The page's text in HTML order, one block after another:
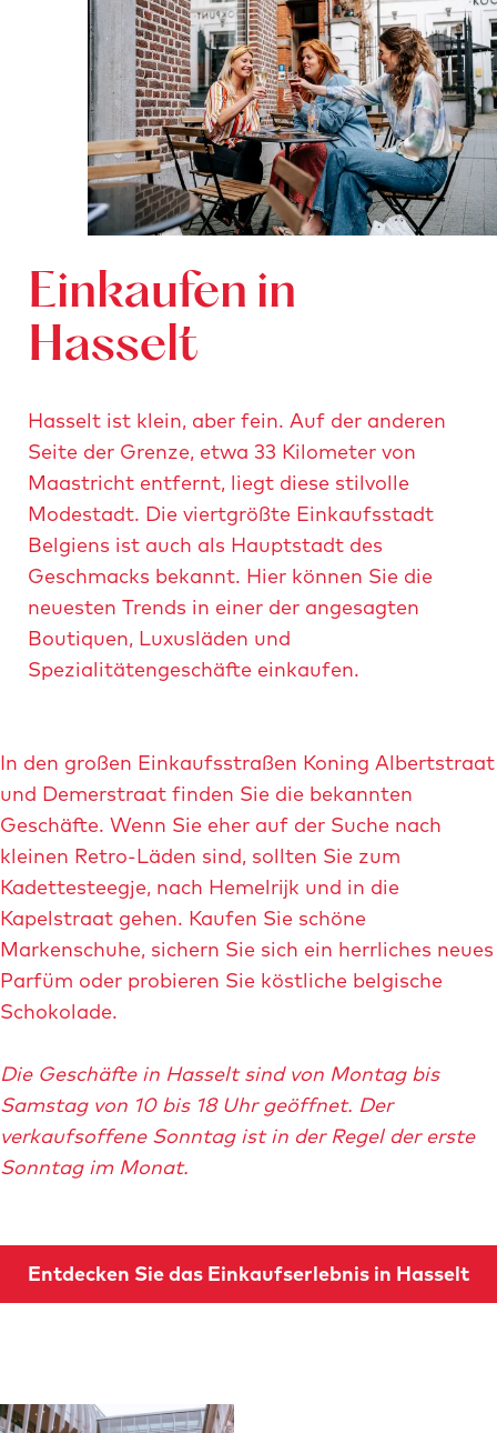
Einkaufen in
Hasselt
Hasselt ist klein, aber fein. Auf der anderen
Seite der Grenze, etwa 33 Kilometer von
Maastricht entfernt, liegt diese stilvolle
Modestadt. Die viertgrößte Einkaufsstadt
Belgiens ist auch als Hauptstadt des
Geschmacks bekannt. Hier können Sie die
neuesten Trends in einer der angesagten
Boutiquen, Luxusläden und
Spezialitätengeschäfte einkaufen.
In den großen Einkaufsstraßen Koning Albertstraat
und Demerstraat finden Sie die bekannten
Geschäfte. Wenn Sie eher auf der Suche nach
kleinen Retro-Läden sind, sollten Sie zum
Kadettesteegje, nach Hemelrijk und in die
Kapelstraat gehen. Kaufen Sie schöne
Markenschuhe, sichern Sie sich ein herrliches neues
Parfüm oder probieren Sie köstliche belgische
Schokolade.
Die Geschäfte in Hasselt sind von Montag bis
Samstag von 10 bis 18 Uhr geöffnet. Der
verkaufsoffene Sonntag ist in der Regel der erste
Sonntag im Monat.
Entdecken Sie das Einkaufserlebnis in Hasselt